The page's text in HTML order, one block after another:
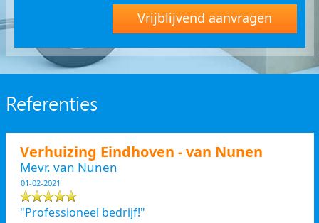
Vrijblijvend aanvragen
Referenties
Verhuizing Eindhoven - van Nunen
Mevr. van Nunen
01-02-2021
"Professioneel bedrijf!"